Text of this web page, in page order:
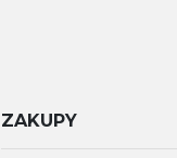
ZAKUPY